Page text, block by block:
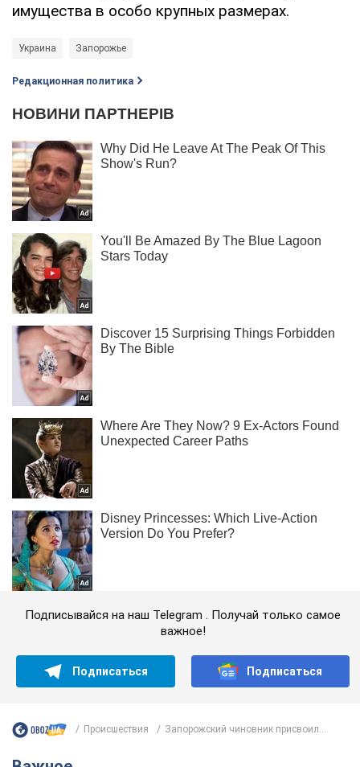
имущества в особо крупных размерах.
Украина Запорожье
Редакционная политика
Подписывайся на наш Telegram . Получай только самое
важное!
Подписаться Подписаться
Происшествия Запорожский чиновник присвоил...